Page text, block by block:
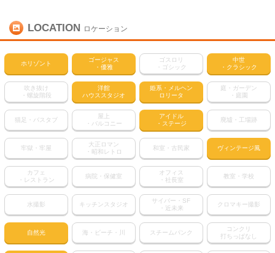
LOCATION ロケーション
ホリゾント
ゴージャス
・優雅
ゴスロリ
・ゴシック
中世
・クラシック
吹き抜け
・螺旋階段
洋館
ハウススタジオ
姫系・メルヘン
ロリータ
庭・ガーデン
・庭園
猫足・バスタブ
屋上
・バルコニー
アイドル
・ステージ
廃墟・工場跡
牢獄・牢屋
大正ロマン
・昭和レトロ
和室・古民家 ヴィンテージ風
カフェ
・レストラン
病院・保健室
オフィス
・社長室
教室・学校
水撮影 キッチンスタジオ
サイバー・SF
・近未来
クロマキー撮影
自然光 海・ビーチ・川 スチームパンク
コンクリ
打ちっぱなし